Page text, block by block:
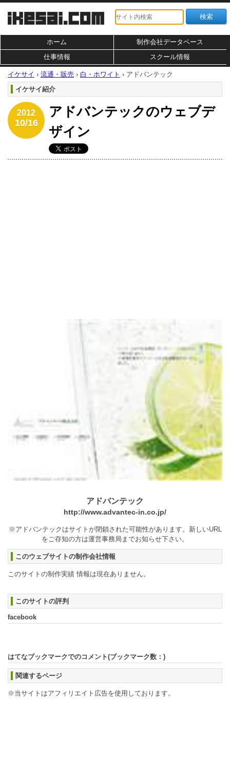
ホーム
制作会社データベース
仕事情報
スクール情報
イケサイ › 流通・販売 › 白・ホワイト › アドバンテック
イケサイ紹介
2012
10/16
アドバンテックのウェブデ
ザイン
アドバンテック
http://www.advantec-in.co.jp/
※アドバンテックはサイトが閉鎖された可能性があります。新しいURL
をご存知の方は運営事務局までお知らせ下さい。
このウェブサイトの制作会社情報
このサイトの制作実績 情報は現在ありません。
このサイトの評判
facebook
はてなブックマークでのコメント(ブックマーク数： )
関連するページ
※当サイトはアフィリエイト広告を使用しております。